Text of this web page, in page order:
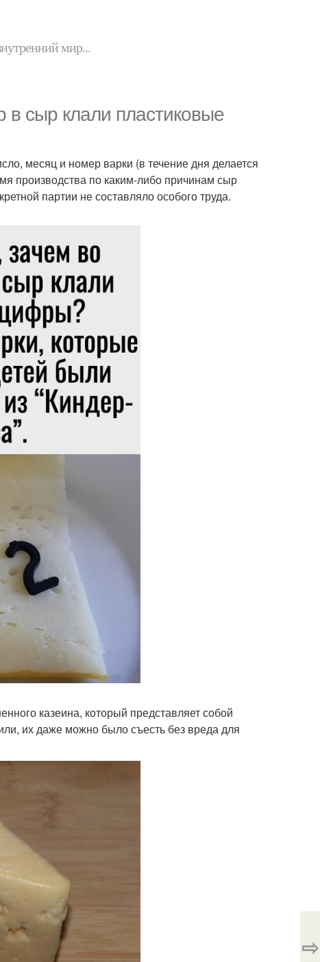
мир...
сыр клали пластиковые
месяц и номер варки (в течение дня делается
производства по каким-либо причинам сыр
партии не составляло особого труда.
казеина, который представляет собой
их даже можно было съесть без вреда для
⇨